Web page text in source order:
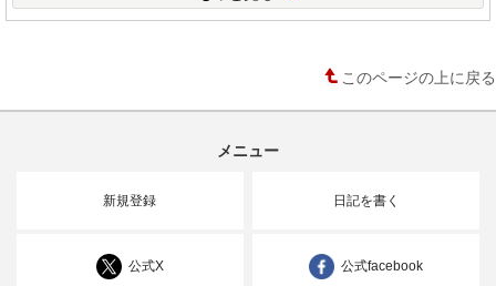
このページの上に戻る
メニュー
新規登録 日記を書く
公式X 公式facebook